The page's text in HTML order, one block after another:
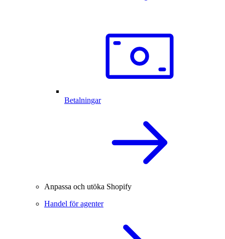
Betalningar
Anpassa och utöka Shopify
Handel för agenter